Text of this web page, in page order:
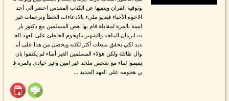
وثوقية القران وينفيها عن الكتاب المقدس احضر الي أحد
الاخوة الأحباء فيديو مليء بالادعاءات الخطأ وترجمات غير
امينة بالمرة لمقابلة قام بها بعض المسلمين مع دكتور بار
ت ايرمان الملحد والشهير بالهجوم الخاطئ على العهد الج
ديد لكي يحقق مبيعات أكثر لكتبه ويحصل من هذا على أم
وال طائلة ولكن هؤلاء المسلمين الغير أمناء لم يكتفوا بان
يقيموا لقاء مع شخص ملحد غير امين وغير حيادي بالمرة ف
ي هجومه على العهد الجديد ...